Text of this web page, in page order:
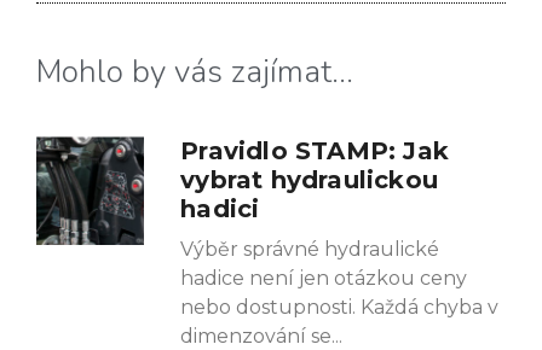
Mohlo by vás zajímat...
Pravidlo STAMP: Jak
vybrat hydraulickou
hadici
Výběr správné hydraulické
hadice není jen otázkou ceny
nebo dostupnosti. Každá chyba v
dimenzování se